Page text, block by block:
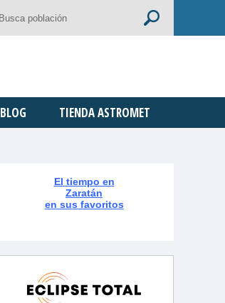
BLOG TIENDA ASTROMET
El tiempo en
Zaratán
en sus favoritos